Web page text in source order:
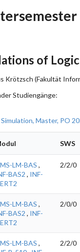
of
Krötzsch (Fakultät
Studiengänge:
Master, PO
SWS
LM-BAS ,
BAS2 , INF-
2/2/0
LM-BAS ,
BAS2 , INF-
2/0/0
LM-BAS ,
2/2/0